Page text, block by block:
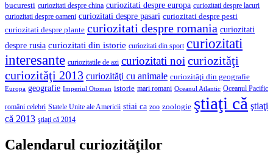
bucuresti curiozitati despre china curiozitati despre europa curiozitati despre lacuri
curiozitati despre oameni curiozitati despre pasari curiozitati despre pesti
curiozitati despre plante curiozitati despre romania curiozitati
despre rusia curiozitati din istorie curiozitati din sport curiozitati
interesante curiozitatile de azi curiozitati noicuriozităţi
curiozităţi 2013 curiozităţi cu animale curiozităţi din geografie
Europa geografie Imperiul Otoman istorie mari romani Oceanul Atlantic Oceanul Pacific
români celebri Statele Unite ale Americii stiai ca zoo zoologie ştiaţi că ştiaţi
că 2013 ştiaţi că 2014
Calendarul curiozităţilor